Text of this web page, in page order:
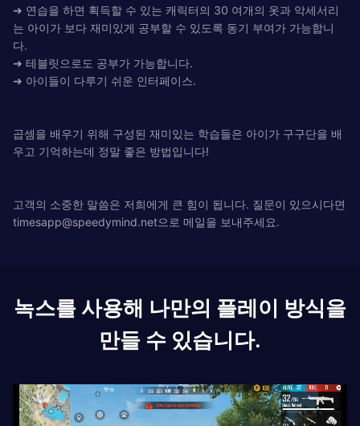
➜ 연습을 하면 획득할 수 있는 캐릭터의 30 여개의 옷과 악세서리
는 아이가 보다 재미있게 공부할 수 있도록 동기 부여가 가능합니
다.
➜ 테블릿으로도 공부가 가능합니다.
➜ 아이들이 다루기 쉬운 인터페이스.
곱셈을 배우기 위해 구성된 재미있는 학습들은 아이가 구구단을 배
우고 기억하는데 정말 좋은 방법입니다!
고객의 소중한 말씀은 저희에게 큰 힘이 됩니다. 질문이 있으시다면
timesapp@speedymind.net으로 메일을 보내주세요.
녹스를 사용해 나만의 플레이 방식을
만들 수 있습니다.